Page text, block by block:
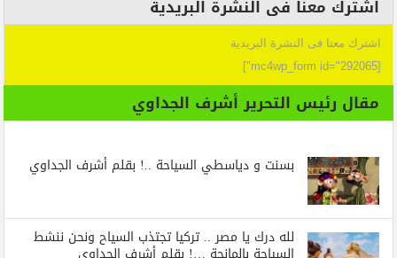
اشترك معنا فى النشرة البريدية
اشترك معنا فى النشرة البريدية
[mc4wp_form id="292065"]
مقال رئيس التحرير أشرف الجداوي
بسنت و دياسطي السياحة ..! بقلم أشرف الجداوي
لله درك يا مصر .. تركيا تجتذب السياح ونحن ننشط